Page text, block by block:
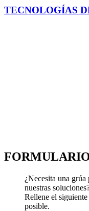
TECNOLOGÍAS
¿Necesita una grúa
nuestras soluciones
Rellene el siguiente
posible.